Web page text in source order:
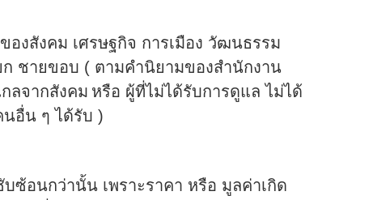
องสังคม เศรษฐกิจ การเมือง วัฒนธรรม
ชายขอบ ( ตามคำนิยามของสำนักงาน
ลจากสังคม หรือ ผู้ที่ไม่ได้รับการดูแล ไม่ได้
นอื่น ๆ ได้รับ )
อนกว่านั้น เพราะราคา หรือ มูลค่าเกิด